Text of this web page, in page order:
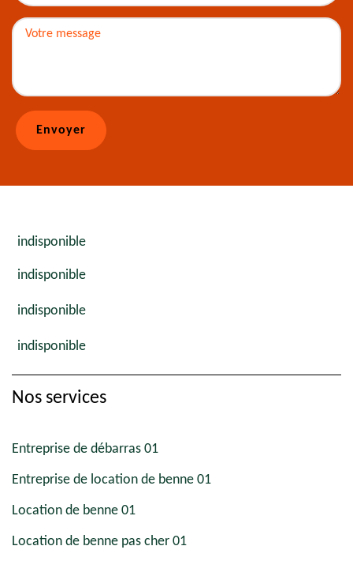
indisponible
indisponible
indisponible
indisponible
Nos services
Entreprise de débarras 01
Entreprise de location de benne 01
Location de benne 01
Location de benne pas cher 01